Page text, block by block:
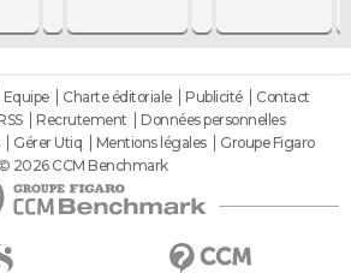
Equipe Charte éditoriale Publicité
Contact
Recrutement
Données personnelles
Gérer Utiq Mentions légales
Groupe Figaro
© 2026 CCM Benchmark